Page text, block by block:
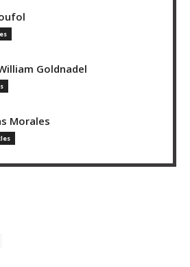
Goldnadel
Morales